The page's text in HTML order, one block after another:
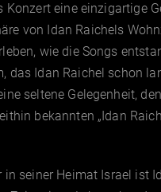
Konzert eine einzigartige
von Idan Raichels
wie die Songs
das Idan Raichel schon
seltene Gelegenheit,
bekannten „Idan
in seiner Heimat Israel ist